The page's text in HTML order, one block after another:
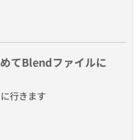
てBlendファイルに
行きます